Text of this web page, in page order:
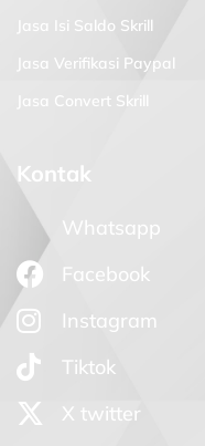
Jasa Isi Saldo Skrill
Jasa Verifikasi Paypal
Jasa Convert Skrill
Kontak
Whatsapp
Facebook
Instagram
Tiktok
X twitter